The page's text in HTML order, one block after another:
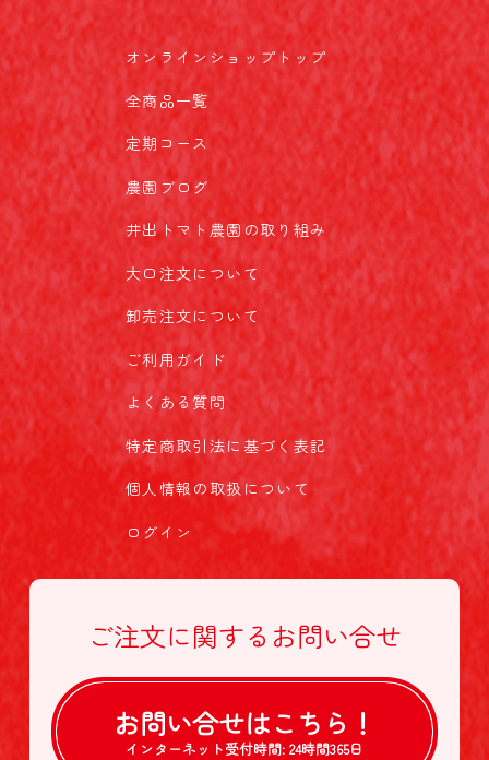
オンラインショップトップ
全商品一覧
定期コース
農園ブログ
井出トマト農園の取り組み
大口注文について
卸売注文について
ご利用ガイド
よくある質問
特定商取引法に基づく表記
個人情報の取扱について
ログイン
ご注文に関する お問い合せ
お問い合せはこちら！
インターネット受付時間: 24時間365日